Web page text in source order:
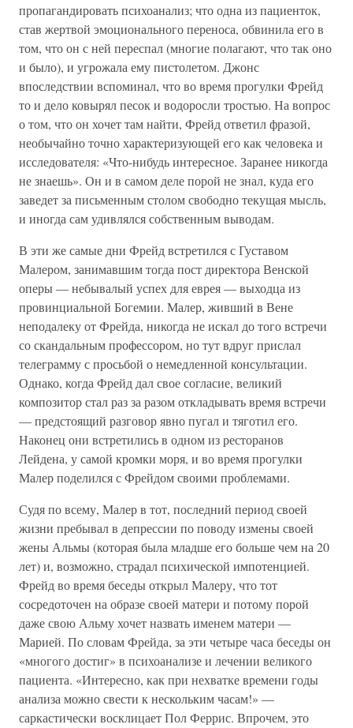
пропагандировать психоанализ; что одна из пациенток,
став жертвой эмоционального переноса, обвинила его в
том, что он с ней переспал (многие полагают, что так оно
и было), и угрожала ему пистолетом. Джонс
впоследствии вспоминал, что во время прогулки Фрейд
то и дело ковырял песок и водоросли тростью. На вопрос
о том, что он хочет там найти, Фрейд ответил фразой,
необычайно точно характеризующей его как человека и
исследователя: «Что-нибудь интересное. Заранее никогда
не знаешь». Он и в самом деле порой не знал, куда его
заведет за письменным столом свободно текущая мысль,
и иногда сам удивлялся собственным выводам.
В эти же самые дни Фрейд встретился с Густавом
Малером, занимавшим тогда пост директора Венской
оперы — небывалый успех для еврея — выходца из
провинциальной Богемии. Малер, живший в Вене
неподалеку от Фрейда, никогда не искал до того встречи
со скандальным профессором, но тут вдруг прислал
телеграмму с просьбой о немедленной консультации.
Однако, когда Фрейд дал свое согласие, великий
композитор стал раз за разом откладывать время встречи
— предстоящий разговор явно пугал и тяготил его.
Наконец они встретились в одном из ресторанов
Лейдена, у самой кромки моря, и во время прогулки
Малер поделился с Фрейдом своими проблемами.
Судя по всему, Малер в тот, последний период своей
жизни пребывал в депрессии по поводу измены своей
жены Альмы (которая была младше его больше чем на 20
лет) и, возможно, страдал психической импотенцией.
Фрейд во время беседы открыл Малеру, что тот
сосредоточен на образе своей матери и потому порой
даже свою Альму хочет назвать именем матери —
Марией. По словам Фрейда, за эти четыре часа беседы он
«многого достиг» в психоанализе и лечении великого
пациента. «Интересно, как при нехватке времени годы
анализа можно свести к нескольким часам!» —
саркастически восклицает Пол Феррис. Впрочем, это